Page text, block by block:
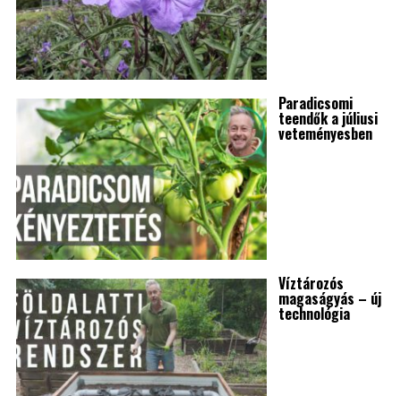
Paradicsomi
teendők a júliusi
veteményesben
Víztározós
magaságyás – új
technológia